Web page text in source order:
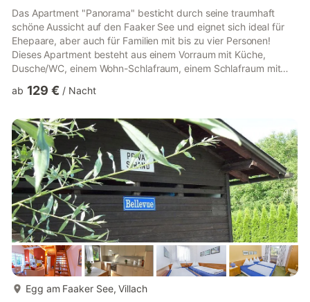
Das Apartment "Panorama" besticht durch seine traumhaft
schöne Aussicht auf den Faaker See und eignet sich ideal für
Ehepaare, aber auch für Familien mit bis zu vier Personen!
Dieses Apartment besteht aus einem Vorraum mit Küche,
Dusche/WC, einem Wohn-Schlafraum, einem Schlafraum mit
Dieses Apartment verfügt über ein Schlafzimmer mit raumhohen
Screen, Telefon, Stereo-Anlage und zwei qualitativ hochwertige
Couch-Betten, einen Vorraum mit umfassend ausgestatteter
Küche sowie ein...
ab 129 € / Nacht
Egg am Faaker See, Villach